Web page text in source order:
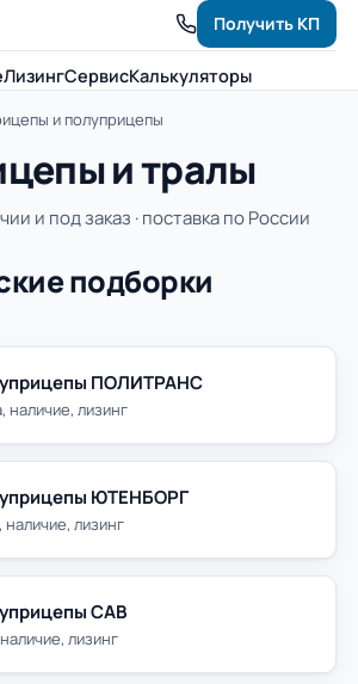
ЛизингСервисКалькуляторы
Получить КП
и полуприцепы
и тралы
и под заказ · поставка по России
подборки
ПОЛИТРАНС
наличие, лизинг
ЮТЕНБОРГ
наличие, лизинг
САВ
лизинг